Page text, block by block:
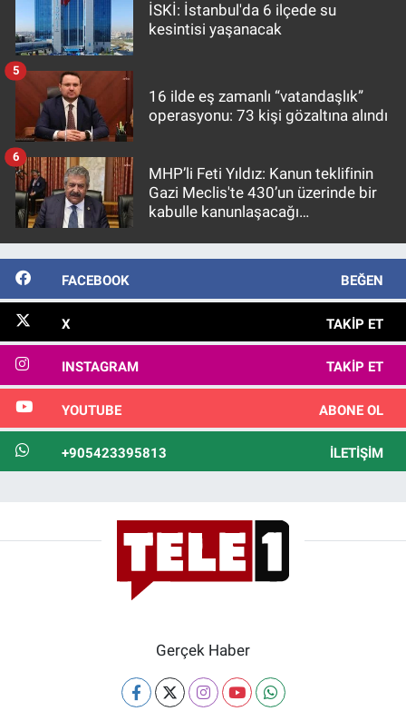
İSKİ: İstanbul'da 6 ilçede su
kesintisi yaşanacak
16 ilde eş zamanlı “vatandaşlık”
operasyonu: 73 kişi gözaltına alındı
5
MHP’li Feti Yıldız: Kanun teklifinin
Gazi Meclis'te 430’un üzerinde bir
kabulle kanunlaşacağı
6
FACEBOOK BEĞEN
X TAKIP ET
INSTAGRAM TAKIP ET
YOUTUBE ABONE OL
+905423395813 İLETIŞIM
Gerçek Haber